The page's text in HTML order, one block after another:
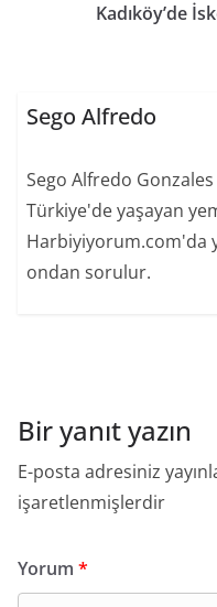
Kadıköy’de
Sego Alfredo
Sego Alfredo
Türkiye'de yaşayan
Harbiyiyorum.com'da
ondan sorulur.
Bir yanıt yazın
E-posta adresiniz
işaretlenmişlerdir
Yorum *